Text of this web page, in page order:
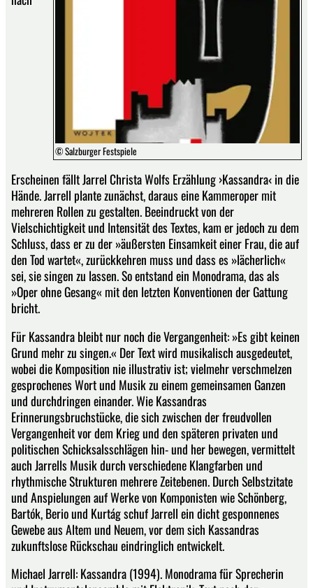
© Salzburger Festspiele
Erscheinen fällt Jarrel Christa Wolfs Erzählung ›Kassandra‹ in die
Hände. Jarrell plante zunächst, daraus eine Kammeroper mit
mehreren Rollen zu gestalten. Beeindruckt von der
Vielschichtigkeit und Intensität des Textes, kam er jedoch zu dem
Schluss, dass er zu der »äußersten Einsamkeit einer Frau, die auf
den Tod wartet«, zurückkehren muss und dass es »lächerlich«
sei, sie singen zu lassen. So entstand ein Monodrama, das als
»Oper ohne Gesang« mit den letzten Konventionen der Gattung
bricht.
Für Kassandra bleibt nur noch die Vergangenheit: »Es gibt keinen
Grund mehr zu singen.« Der Text wird musikalisch ausgedeutet,
wobei die Komposition nie illustrativ ist; vielmehr verschmelzen
gesprochenes Wort und Musik zu einem gemeinsamen Ganzen
und durchdringen einander. Wie Kassandras
Erinnerungsbruchstücke, die sich zwischen der freudvollen
Vergangenheit vor dem Krieg und den späteren privaten und
politischen Schicksalsschlägen hin- und her bewegen, vermittelt
auch Jarrells Musik durch verschiedene Klangfarben und
rhythmische Strukturen mehrere Zeitebenen. Durch Selbstzitate
und Anspielungen auf Werke von Komponisten wie Schönberg,
Bartók, Berio und Kurtág schuf Jarrell ein dicht gesponnenes
Gewebe aus Altem und Neuem, vor dem sich Kassandras
zukunftslose Rückschau eindringlich entwickelt.
Michael Jarrell: Kassandra (1994). Monodrama für Sprecherin